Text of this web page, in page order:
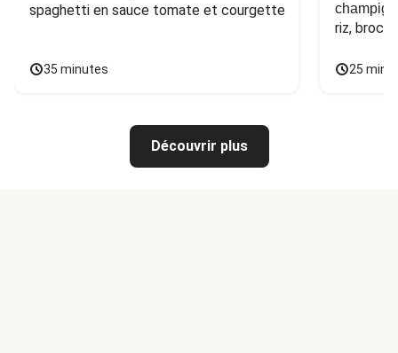
spaghetti en sauce tomate et courgette
35 minutes
riz,
25
Découvrir plus